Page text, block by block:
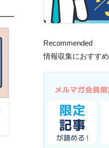
Recommended
情報収集におすすめ